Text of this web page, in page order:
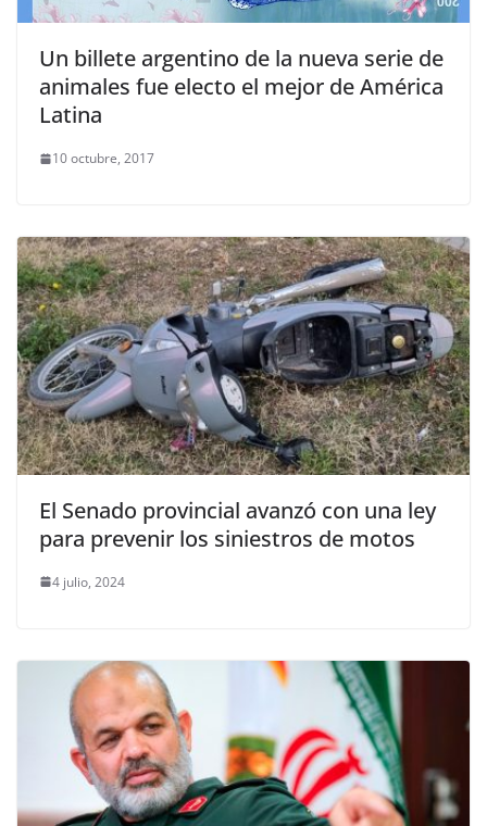
Un billete argentino de la nueva serie de
animales fue electo el mejor de América
Latina
10 octubre, 2017
El Senado provincial avanzó con una ley
para prevenir los siniestros de motos
4 julio, 2024